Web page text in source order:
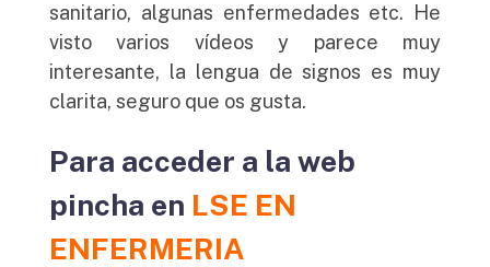
sanitario, algunas enfermedades etc. He
visto varios vídeos y parece muy
interesante, la lengua de signos es muy
clarita, seguro que os gusta.
Para acceder a la web
pincha en LSE EN
ENFERMERIA